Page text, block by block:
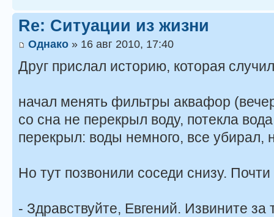
Re: Ситуации из жизни
Однако » 16 авг 2010, 17:40
Друг прислал историю, которая
начал менять фильтры аквафор
со сна не перекрыл воду, потекла
перекрыл: воды немного, все убирал,
Но тут позвонили соседи снизу.
- Здравствуйте, Евгений. Извините за